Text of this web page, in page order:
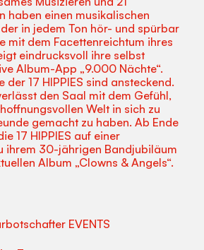
haben einen musikalischen
in jedem Ton hör- und spürbar
mit dem Facettenreichtum ihres
eindrucksvoll ihre selbst
Album-App „9.000 Nächte“.
der 17 HIPPIES sind ansteckend.
den Saal mit dem Gefühl,
Welt in sich zu
gemacht zu haben. Ab Ende
17 HIPPIES auf einer
ihrem 30-jährigen Bandjubiläum
Album „Clowns & Angels“.
EVENTS